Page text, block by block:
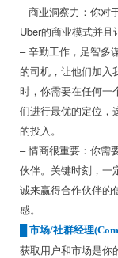
– 商业洞察力：你对
Uber的商业模式并且
– 辛勤工作，足智多
的司机，让他们加入
时，你需要在任何一
们进行最优的定位，
的投入。
– 情商很重要：你需
伙伴。关键时刻，一
诚来赢得合作伙伴的
感。
市场/社群经理
获取用户和市场是你